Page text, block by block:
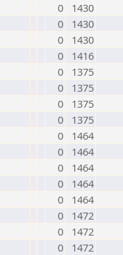
0
1430
0
1430
0
1430
0
1416
0
1375
0
1375
0
1375
0
1375
0
1464
0
1464
0
1464
0
1464
0
1464
0
1472
0
1472
0
1472